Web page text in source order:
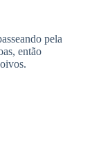
pela
então